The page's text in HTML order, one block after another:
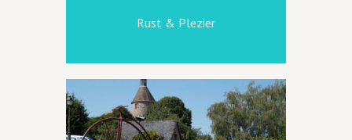
Rust & Plezier